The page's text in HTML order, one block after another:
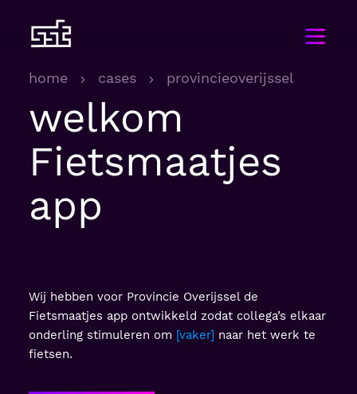
home cases provincieoverijssel
welkom
Fietsmaatjes
app
Wij hebben voor Provincie Overijssel de
Fietsmaatjes app ontwikkeld zodat collega’s elkaar
onderling stimuleren om vaker
naar het werk te
fietsen.